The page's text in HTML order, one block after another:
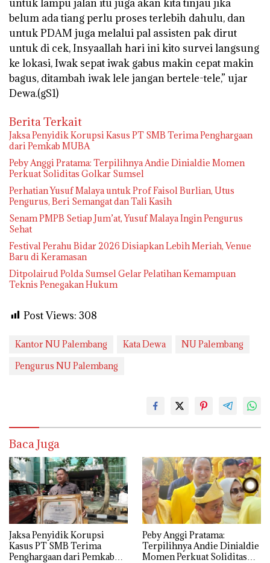
untuk lampu jalan itu juga akan kita tinjau jika
belum ada tiang perlu proses terlebih dahulu, dan
untuk PDAM juga melalui pal assisten pak dirut
untuk di cek, Insyaallah hari ini kito survei langsung
ke lokasi, Iwak sepat iwak gabus makin cepat makin
bagus, ditambah iwak lele jangan bertele-tele,” ujar
Dewa.(gS1)
Berita Terkait
Jaksa Penyidik Korupsi Kasus PT SMB Terima Penghargaan
dari Pemkab MUBA
Peby Anggi Pratama: Terpilihnya Andie Dinialdie Momen
Perkuat Soliditas Golkar Sumsel
Perhatian Yusuf Malaya untuk Prof Faisol Burlian, Utus
Pengurus, Beri Semangat dan Tali Kasih
Senam PMPB Setiap Jum’at, Yusuf Malaya Ingin Pengurus
Sehat
Festival Perahu Bidar 2026 Disiapkan Lebih Meriah, Venue
Baru di Keramasan
Ditpolairud Polda Sumsel Gelar Pelatihan Kemampuan
Teknis Penegakan Hukum
Post Views: 308
Kantor NU Palembang Kata Dewa
NU Palembang
Pengurus NU Palembang
Baca Juga
Jaksa Penyidik Korupsi
Kasus PT SMB Terima
Penghargaan dari Pemkab
Peby Anggi Pratama:
Terpilihnya Andie Dinialdie
Momen Perkuat Soliditas